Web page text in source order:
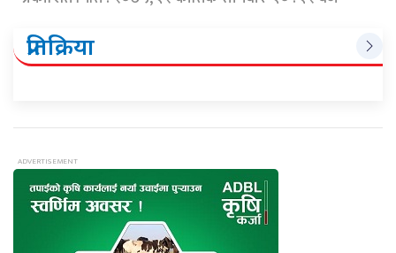
प्रतिक्रिया